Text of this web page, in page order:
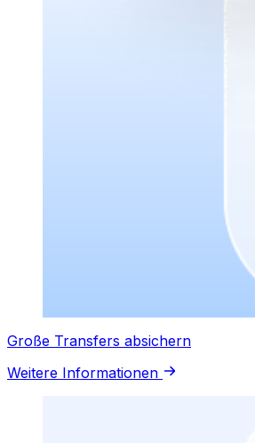
Große Transfers absichern
Weitere Informationen